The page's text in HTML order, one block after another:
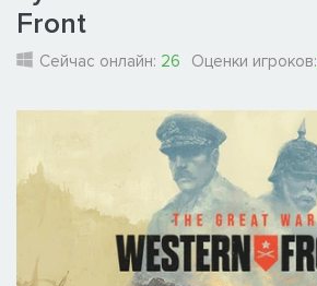
Front
Сейчас онлайн: 26 Оценки игроков: